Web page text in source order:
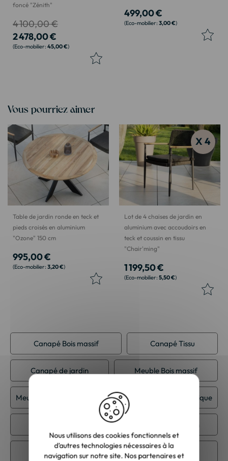
foncé "Zénith"
2 478,00 €
45,00 €
4 100,00 €
499,00 €
3,00 €
Vous pourriez aimer
Table de jardin ronde en teck et
pieds croisés en aluminium
"Ozone" 150 cm
995,00 €
3,20 €
X 4
Lot de 4 chaises de jardin en
aluminium avec accoudoirs en
teck et coussin en tissu
"Chair'ming"
1 199,50 €
5,50 €
Canapé Bois massif Canapé Tissu
Canapé de jardin Meuble Bois massif
Meuble Teck massif Meuble Tissu Meuble classique
Meuble ethnique Salon de jardin
Nous utilisons des cookies fonctionnels et
d’autres technologies nécessaires à la
navigation sur notre site. Nos partenaires et